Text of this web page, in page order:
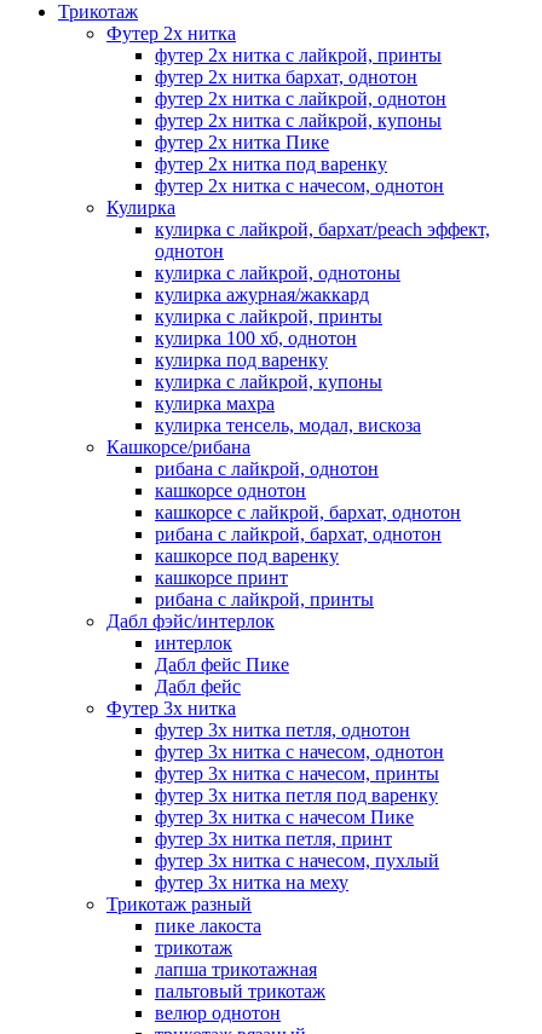
Трикотаж
Футер 2х нитка
футер 2х нитка с лайкрой, принты
футер 2х нитка бархат, однотон
футер 2х нитка с лайкрой, однотон
футер 2х нитка с лайкрой, купоны
футер 2х нитка Пике
футер 2х нитка под варенку
футер 2х нитка с начесом, однотон
Кулирка
кулирка с лайкрой, бархат/peach эффект,
однотон
кулирка с лайкрой, однотоны
кулирка ажурная/жаккард
кулирка с лайкрой, принты
кулирка 100 хб, однотон
кулирка под варенку
кулирка с лайкрой, купоны
кулирка махра
кулирка тенсель, модал, вискоза
Кашкорсе/рибана
рибана с лайкрой, однотон
кашкорсе однотон
кашкорсе с лайкрой, бархат, однотон
рибана с лайкрой, бархат, однотон
кашкорсе под варенку
кашкорсе принт
рибана с лайкрой, принты
Дабл фэйс/интерлок
интерлок
Дабл фейс Пике
Дабл фейс
Футер 3х нитка
футер 3х нитка петля, однотон
футер 3х нитка с начесом, однотон
футер 3х нитка с начесом, принты
футер 3х нитка петля под варенку
футер 3х нитка с начесом Пике
футер 3х нитка петля, принт
футер 3х нитка с начесом, пухлый
футер 3х нитка на меху
Трикотаж разный
пике лакоста
трикотаж
лапша трикотажная
пальтовый трикотаж
велюр однотон